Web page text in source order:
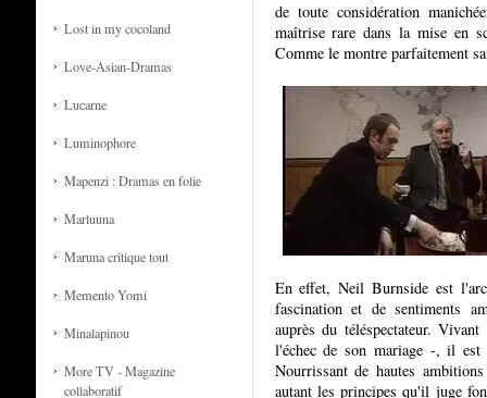
Lost in my cocoland
Love-Asian-Dramas
Lucarne
Luminophore
Mapenzi : Dramas en folie
Marluuna
Maruna critique tout
Memento Yomi
Minalapinou
More TV - Magazine
collaboratif
de toute considération
maîtrise rare dans la mise en
Comme le montre parfaitement
En effet, Neil Burnside est
fascination et de sentiments
auprès du téléspectateur.
l'échec de son mariage -, il
Nourrissant de hautes
autant les principes qu'il juge